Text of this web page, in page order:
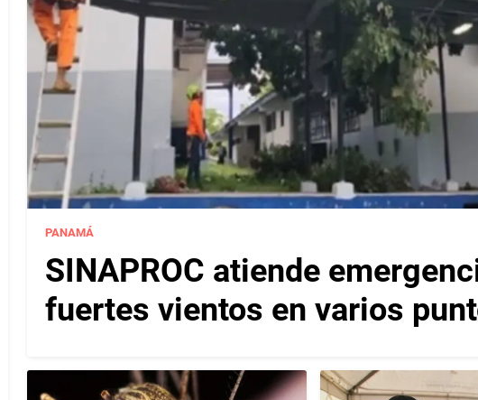
PANAMÁ
SINAPROC atiende
fuertes vientos en varios